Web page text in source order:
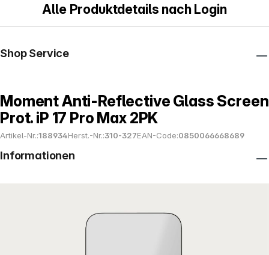
Alle Produktdetails nach Login
Moment Anti-Reflective Glass Screen
Prot. iP 17 Pro Max 2PK
Artikel-Nr.:188934Herst.-Nr.:310-327EAN-Code:0850066668689
Shop Service
Informationen